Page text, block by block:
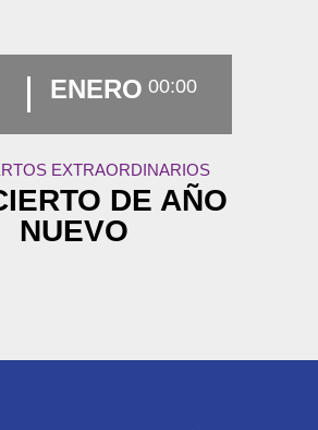
ENERO 00:00
EXTRAORDINARIOS
DE AÑO
NUEVO